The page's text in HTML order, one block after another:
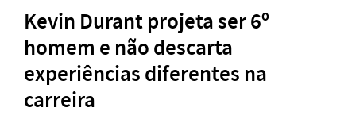
Kevin Durant projeta ser 6º
homem e não descarta
experiências diferentes na
carreira